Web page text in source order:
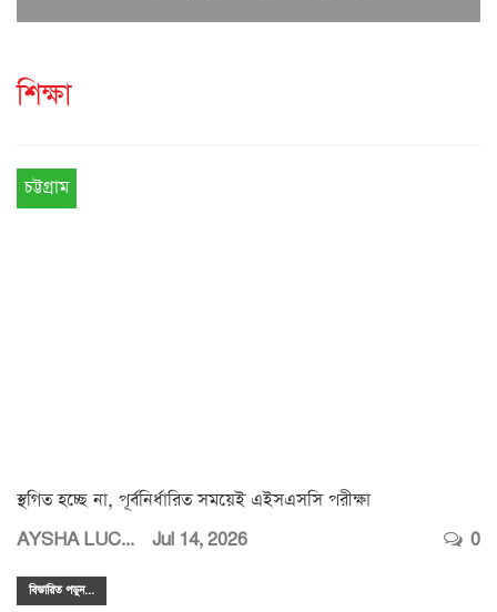
শিক্ষা
চট্টগ্রাম
স্থগিত হচ্ছে না, পূর্বনির্ধারিত সময়েই এইসএসসি পরীক্ষা
AYSHA LUCKY Jul 14, 2026 0
বিস্তারিত পডুন...